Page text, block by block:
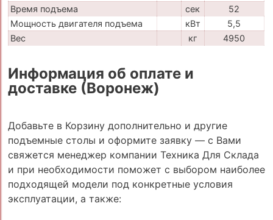
Время подъема
сек
52
Мощность двигателя подъема
кВт
5,5
Вес
кг 4950
Информация об оплате и
доставке (Воронеж)
Добавьте в Корзину дополнительно и другие
подъемные столы и оформите заявку — с Вами
свяжется менеджер компании Техника Для Склада
и при необходимости поможет с выбором наиболее
подходящей модели под конкретные условия
эксплуатации, а также: